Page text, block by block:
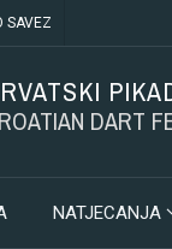
SAVEZ
DART
NATJECANJA